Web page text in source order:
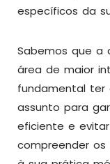
específicos da
Sabemos que a
área de maior
fundamental ter
assunto para
eficiente e
compreender